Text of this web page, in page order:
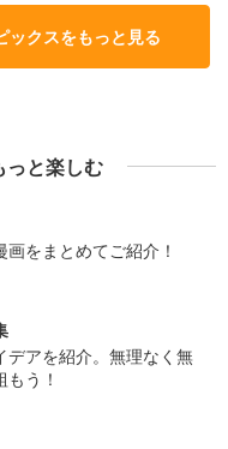
ックスをもっと見る
っと楽しむ
をまとめてご紹介！
デアを紹介。無理なく無
う！